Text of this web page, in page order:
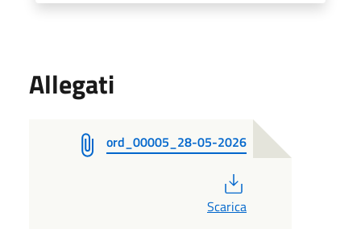
Allegati
ord_00005_28-05-2026
Scarica